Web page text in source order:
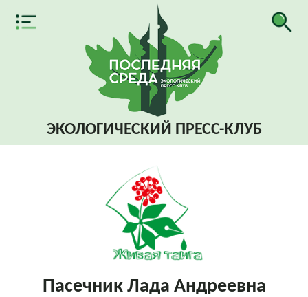
ЭКОЛОГИЧЕСКИЙ ПРЕСС-КЛУБ
Пасечник Лада Андреевна